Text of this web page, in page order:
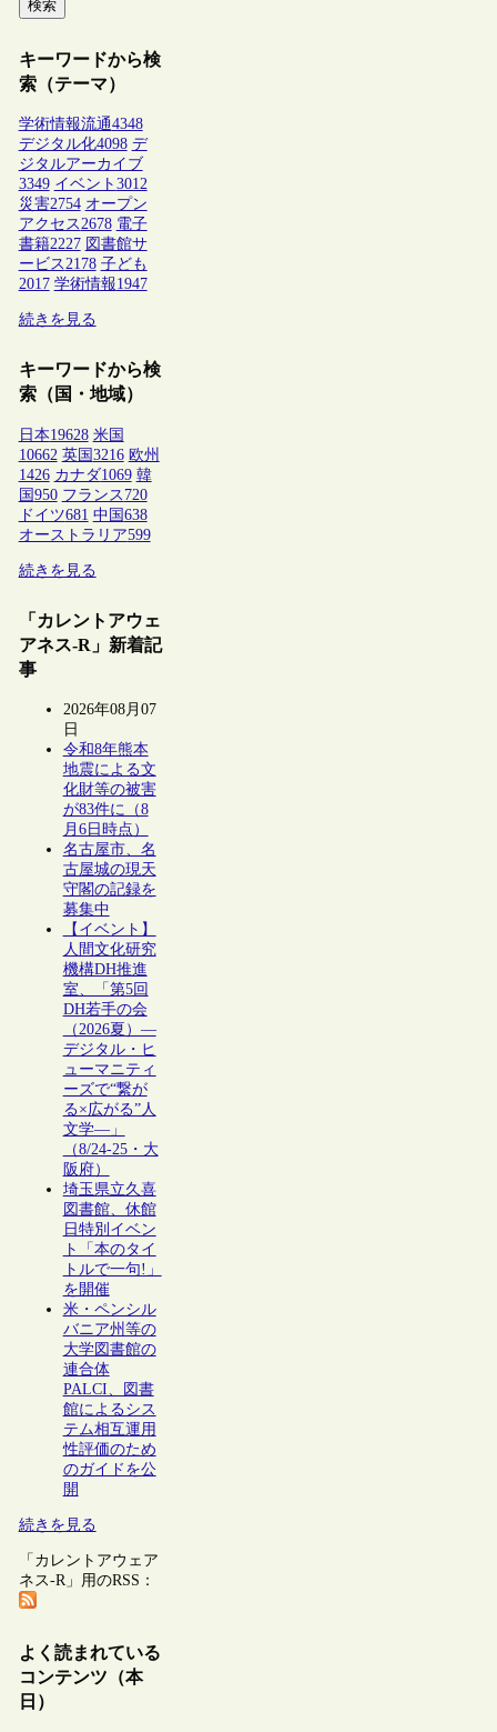
検索
キーワードから検
索（テーマ）
学術情報流通4348
デジタル化4098 デ
ジタルアーカイブ
3349 イベント 3012
災害2754 オープン
アクセス2678 電子
書籍2227 図書館サ
ービス2178 子ども
2017 学術情報1947
続きを見る
キーワードから検
索（国・地域）
日本19628 米国
10662 英国3216 欧州
1426 カナダ1069 韓
国950 フランス 720
ドイツ681 中国638
オーストラリア599
続きを見る
「カレントアウェ
アネス-R」新着記
事
2026年08月07
日
令和8年熊本
地震による文
化財等の被害
が83件に（8
月6日時点）
名古屋市、名
古屋城の現天
守閣の記録を
募集中
【イベント】
人間文化研究
機構DH推進
室、「第5回
DH若手の会
（2026夏）―
デジタル・ヒ
ューマニティ
ーズで“繋が
る×広がる”人
文学―」
（8/24-25・大
阪府）
埼玉県立久喜
図書館、休館
日特別イベン
ト「本のタイ
トルで一句!」
を開催
米・ペンシル
バニア州等の
大学図書館の
連合体
PALCI、図書
館によるシス
テム相互運用
性評価のため
のガイドを公
開
続きを見る
「カレントアウェア
ネス-R」用のRSS：
よく読まれている
コンテンツ（本
日）